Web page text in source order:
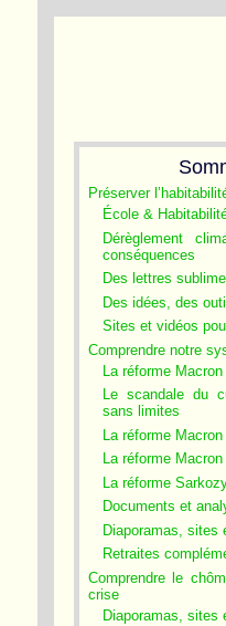
Préserver
École &
Dérèglement
conséquences
Des lettres
Des idées, des
Sites et vidéos
Comprendre notre
La réforme
Le scandale du
sans limites
La réforme
La réforme
La réforme
Documents et
Diaporamas, sites
Retraites
Comprendre le
crise
Diaporamas, sites